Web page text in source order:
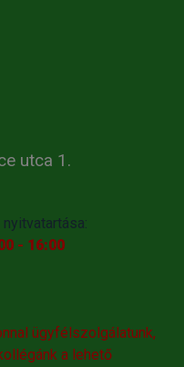
utca 1.
- 16:00
ügyfélszolgálatunk,
a lehető